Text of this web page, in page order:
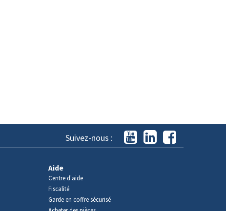
Suivez-nous :
Aide
Centre d'aide
Fiscalité
Garde en coffre sécurisé